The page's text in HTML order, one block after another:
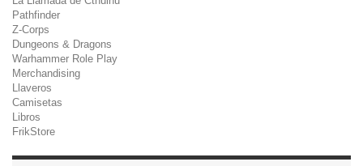
Pathfinder
Z-Corps
Dungeons & Dragons
Warhammer Role Play
Merchandising
Llaveros
Camisetas
Libros
FrikStore